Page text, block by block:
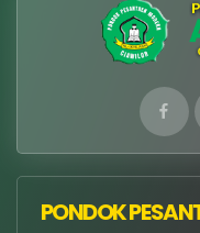
PONDOK